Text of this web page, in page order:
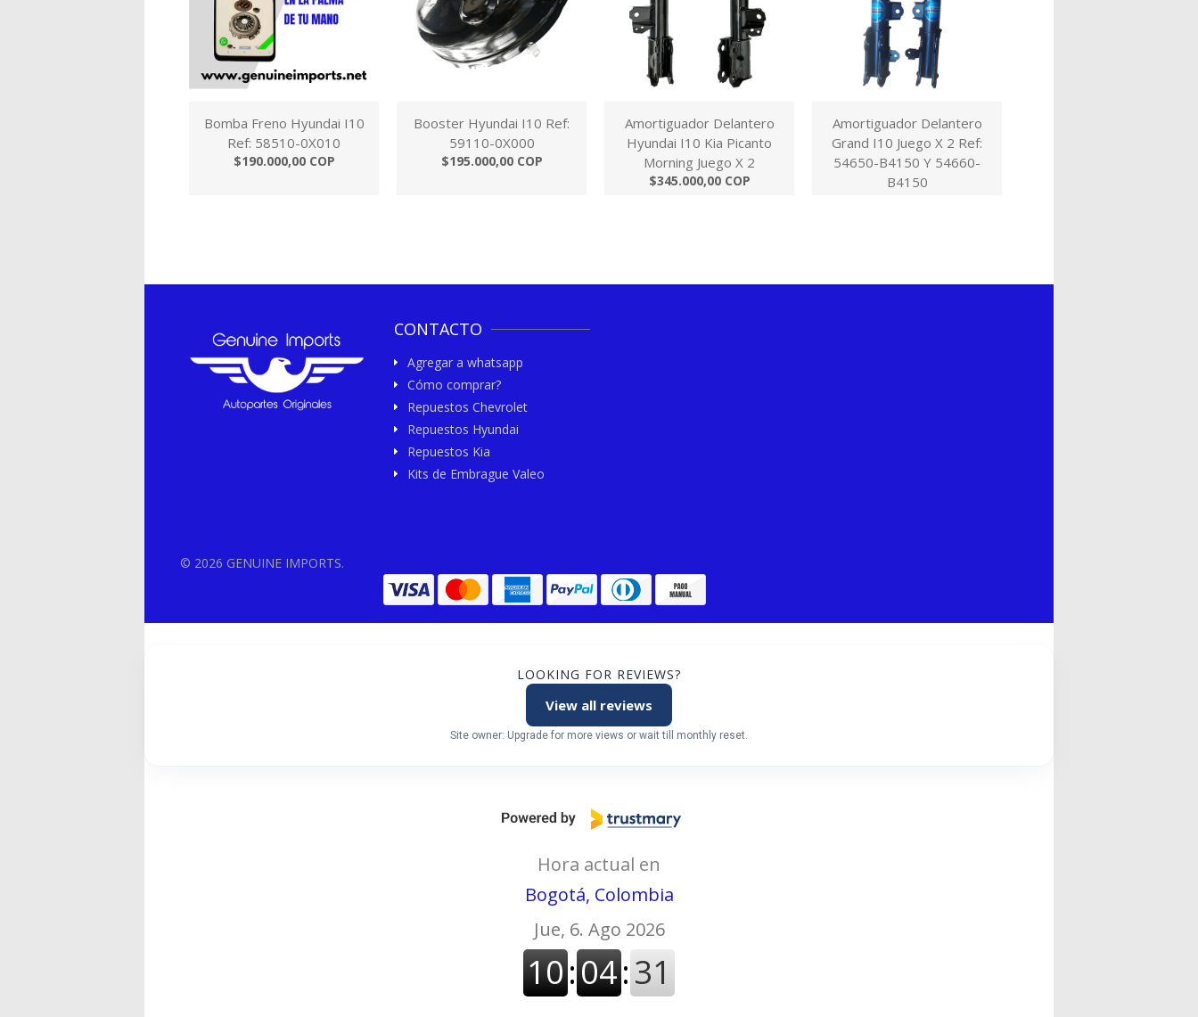
Bomba Freno Hyundai I10
Ref: 58510-0X010
$190.000,00 COP
Booster Hyundai I10 Ref:
59110-0X000
$195.000,00 COP
Amortiguador Delantero
Hyundai I10 Kia Picanto
Morning Juego X 2
$345.000,00 COP
Amortiguador Delantero
Grand I10 Juego X 2 Ref:
54650-B4150 Y 54660-
B4150
CONTACTO
Agregar a whatsapp
Cómo comprar?
Repuestos Chevrolet
Repuestos Hyundai
Repuestos Kia
Kits de Embrague Valeo
© 2026 GENUINE IMPORTS.
LOOKING FOR REVIEWS?
View all reviews
Site owner: Upgrade for more views or wait till monthly reset.
Hora actual en
Bogotá, Colombia